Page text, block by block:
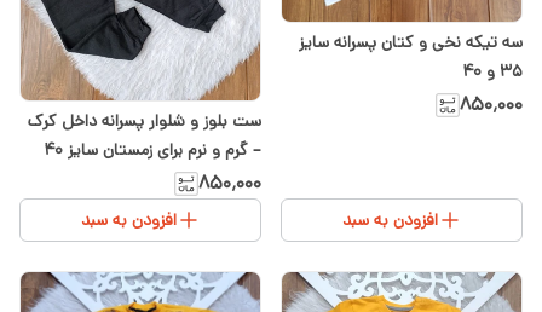
سه تیکه نخی و کتان پسرانه سایز
۳۵ و ۴۰
۸۵۰٬۰۰۰
افزودن به سبد
ست بلوز و شلوار پسرانه داخل کرک
– گرم و نرم برای زمستان سایز ۴۰
۸۵۰٬۰۰۰
افزودن به سبد